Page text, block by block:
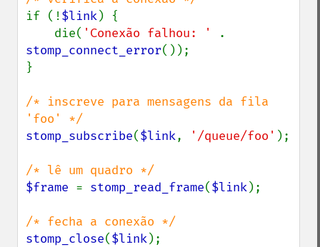
if (!$link) {
    die(
'Conexão falhou: '
stomp_connect_error());
}
/* inscreve para mensagens da fila
stomp_subscribe($link, '/queue/foo' );
$frame = stomp_read_frame($link);
stomp_close($link);